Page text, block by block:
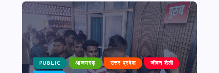
PUBLIC आजमगढ़ उत्तर प्रदेश जीवन शैली